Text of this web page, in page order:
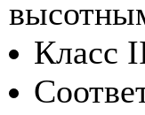
Класс